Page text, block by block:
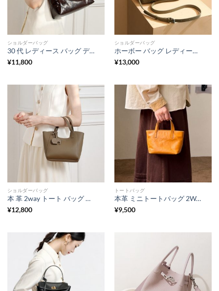
ショルダーバッグ
30 代 レディース バッグ デート カバン 女 ワン ショルダー レディース バッグ 本 革 ショルダー バッグ レディース 斜 めがけ 軽い お出かけ ミニ バッグ ショルダー バッグ コンパクト
¥11,800
ショルダーバッグ
ホーボー バッグ レディース 編み 風 バッグ レディース レザー バッグ 本 革 バッグ レディース 人気 ハンドバッグ 2way 女性 バッグ 軽い もらって 嬉しい 革製品 女性
¥13,000
ショルダーバッグ
本 革 2way トート バッグ レディース バッグ ミニトート ショルダーバッグ 軽量 シュリンク レザー ハンドバッグ ショルダー バッグ 主婦 バッグ チャーム 付き 通勤 通学 お出かけ プレゼント
¥12,800
トートバッグ
本革 ミニトートバッグ 2WAY ショルダーバッグ レディース 牛革 レディース レザーバッグ コンパクト 小さめ カバン 鞄 斜めがけ 軽量 レトロ シンプル ギフト
¥9,500